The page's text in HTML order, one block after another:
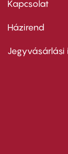
Kapcsolat
Footer
second
Házirend
Jegyvásárlási